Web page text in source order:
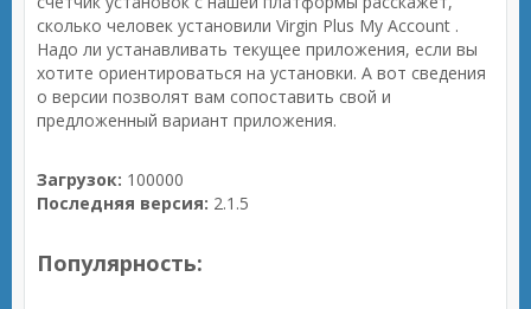
сколько человек установили Virgin Plus My Account .
Надо ли устанавливать текущее приложения, если вы
хотите ориентироваться на установки. А вот сведения
о версии позволят вам сопоставить свой и
предложенный вариант приложения.
Загрузок: 100000
Последняя версия: 2.1.5
Популярность: